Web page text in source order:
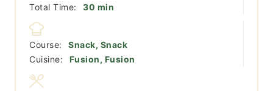
Total Time:
30 minutter
min
Course:
Snack, Snack
Cuisine:
Fusion, Fusion